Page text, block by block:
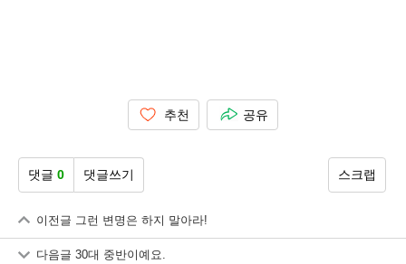
추천 공유
댓글 0 댓글쓰기 스크랩
이전글 그런 변명은 하지 말아라!
다음글 30대 중반이예요.